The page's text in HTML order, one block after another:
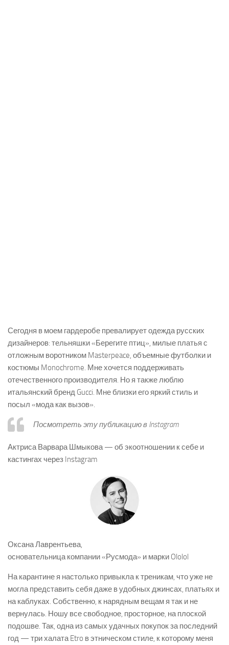
Сегодня в моем гардеробе превалирует одежда русских
дизайнеров: тельняшки «Берегите птиц», милые платья с
отложным воротником Masterpeace, объемные футболки и
костюмы Monochrome. Мне хочется поддерживать
отечественного производителя. Но я также люблю
итальянский бренд Gucci. Мне близки его яркий стиль и
посыл «мода как вызов».
Посмотреть эту публикацию в Instagram
Актриса Варвара Шмыкова — об экоотношении к себе и
кастингах через Instagram
Оксана Лаврентьева,
основательница компании «Русмода» и марки Ololol
На карантине я настолько привыкла к треникам, что уже не
могла представить себя даже в удобных джинсах, платьях и
на каблуках. Собственно, к нарядным вещам я так и не
вернулась. Ношу все свободное, просторное, на плоской
подошве. Так, одна из самых удачных покупок за последний
год — три халата Etro в этническом стиле, к которому меня